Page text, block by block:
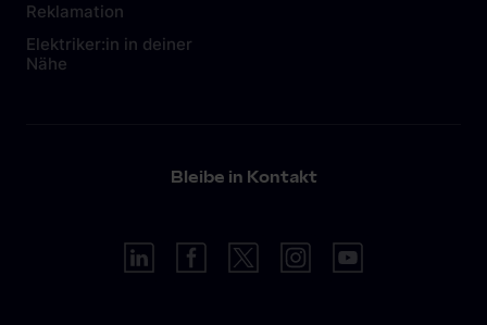
Reklamation
Elektriker:in in deiner
Nähe
Bleibe in Kontakt